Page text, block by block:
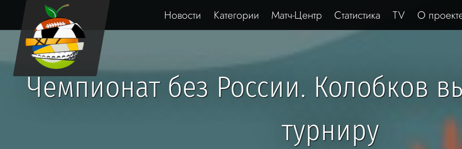
Новости Категории Матч-Центр Статистика TV О
Чемпионат без России. Колобков
турниру